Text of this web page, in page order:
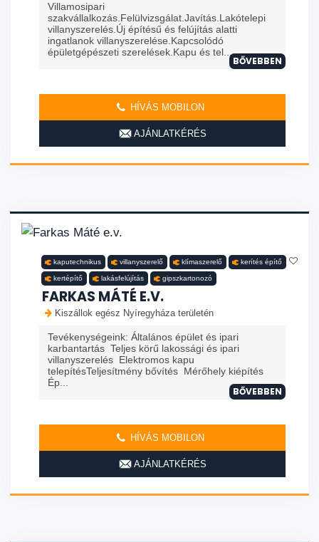
Villamosipari
szakvállalkozás.Felülvizsgálat.Javítás.Lakótelepi
villanyszerelés.Új építésű és felújítás alatti
ingatlanok villanyszerelése.Kapcsolódó
épületgépészeti szerelések.Kapu és tel...
BŐVEBBEN
HÍVÁS MOBILON
AJÁNLATKÉRÉS
kaputechnikus villanyszerelő klímaszerelő kerítés építő
kertépítő lakásfelújítás gipszkartonozó
FARKAS MÁTÉ E.V.
Kiszállok egész Nyíregyháza területén
Tevékenységeink: Általános épület és ipari
karbantartás Teljes körű lakossági és ipari
villanyszerelés Elektromos kapu
telepítésTeljesítmény bővítés Mérőhely kiépítés
Ép...
BŐVEBBEN
HÍVÁS MOBILON
AJÁNLATKÉRÉS